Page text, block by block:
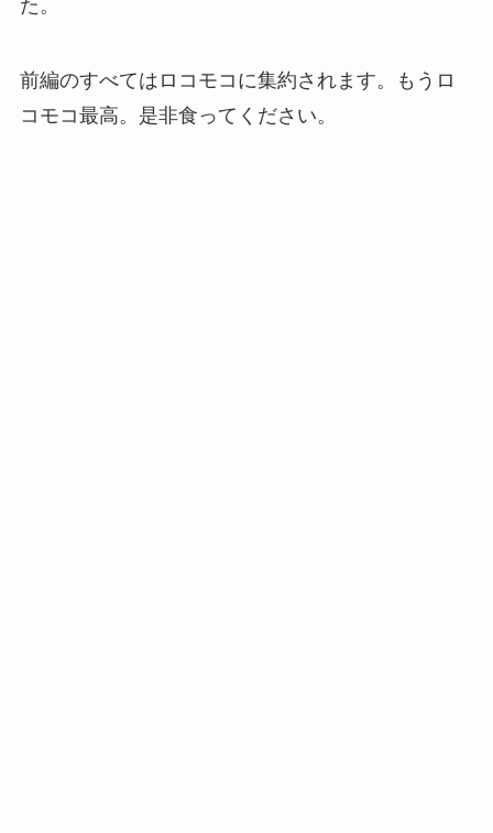
た。
前編のすべてはロコモコに集約されます。もうロ
コモコ最高。是非食ってください。